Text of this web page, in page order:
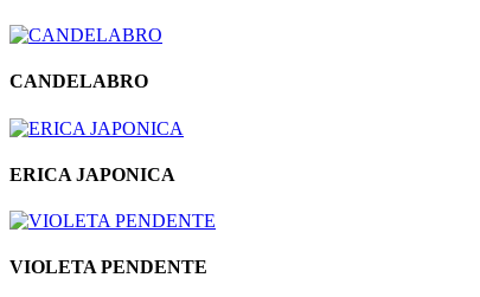
CANDELABRO
ERICA JAPONICA
VIOLETA PENDENTE